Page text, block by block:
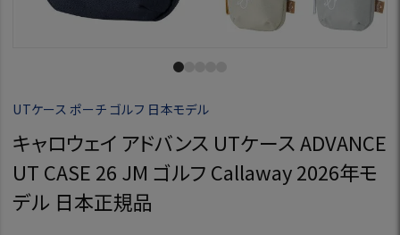
UTケース ポーチ ゴルフ 日本モデル
キャロウェイ アドバンス UTケース ADVANCE
UT CASE 26 JM ゴルフ Callaway 2026年モ
デル 日本正規品